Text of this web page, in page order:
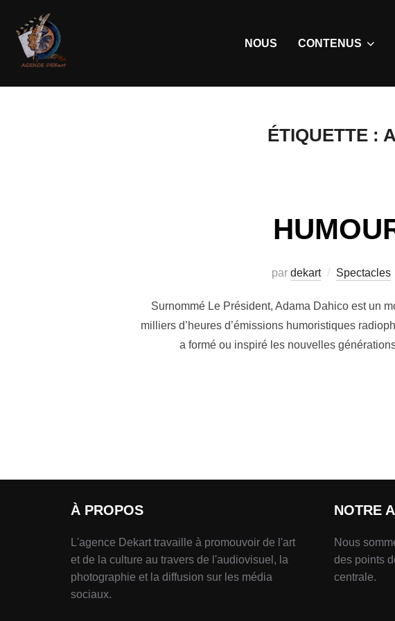
NOUS CONTENUS
ÉTIQUETTE :
par dekart Spectacles
Surnommé Le Président, Adama Dahico est un
milliers d’heures d’émissions humoristiques
a formé ou inspiré les nouvelles
À PROPOS
L'agence Dekart travaille à promouvoir de l'art
et de la culture au travers de l'audiovisuel, la
photographie et la diffusion sur les média
sociaux.
NOTRE
Nous
des points
centrale.